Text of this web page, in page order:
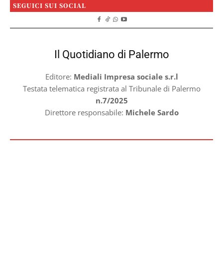
SEGUICI SUI SOCIAL
Il Quotidiano di Palermo
Editore: Mediali Impresa sociale s.r.l
Testata telematica registrata al Tribunale di Palermo
n.7/2025
Direttore responsabile: Michele Sardo